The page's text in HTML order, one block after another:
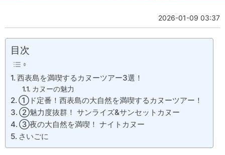
2026-01-09 03:37
目次
西表島を満喫するカヌーツアー3選！
カヌーの魅力
①ド定番！西表島の大自然を満喫するカヌーツアー！
②魅力度抜群！ サンライズ&サンセットカヌー
③夜の大自然を満喫！ ナイトカヌー
さいごに